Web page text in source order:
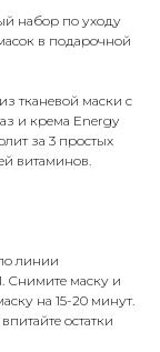
набор по уходу
в подарочной
тканевой маски с
и крема Energy
за 3 простых
витаминов.
линии
Снимите маску и
на 15-20 минут.
остатки